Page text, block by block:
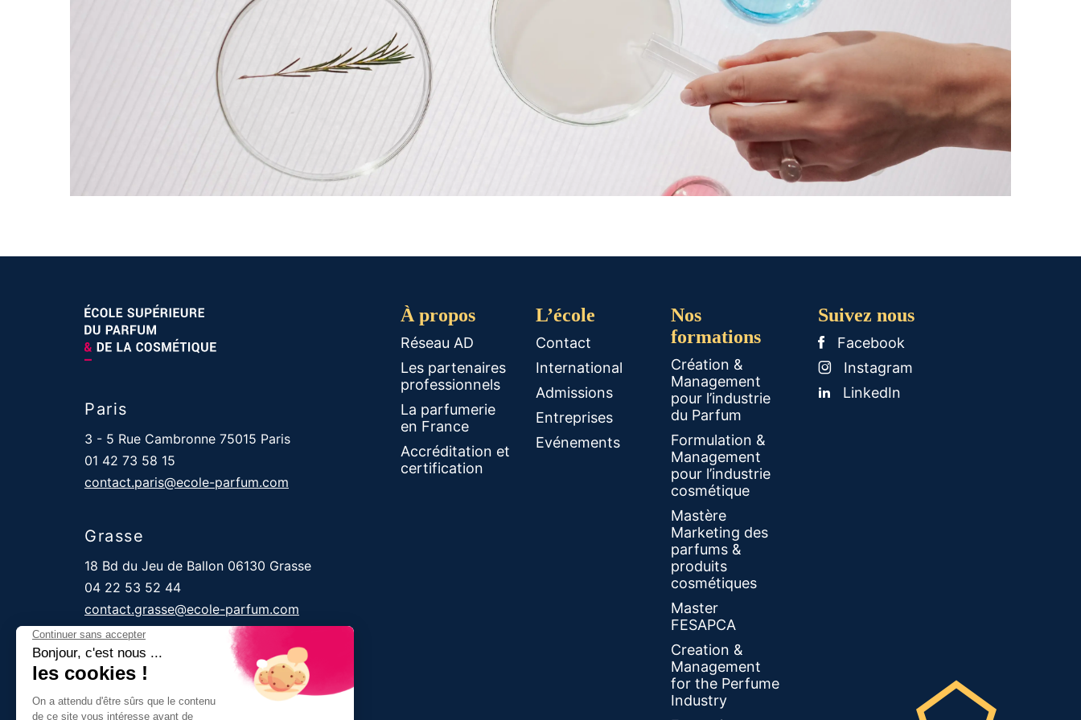
Paris
3 - 5 Rue Cambronne 75015 Paris
01 42 73 58 15
contact.paris@ecole-parfum.com
Grasse
18 Bd du Jeu de Ballon 06130 Grasse
04 22 53 52 44
contact.grasse@ecole-parfum.com
À propos
Réseau AD
Les partenaires
professionnels
La parfumerie
en France
Accréditation et
certification
L’école
Contact
International
Admissions
Entreprises
Evénements
Nos
formations
Création &
Management
pour l’industrie
du Parfum
Formulation &
Management
pour l’industrie
cosmétique
Mastère
Marketing des
parfums &
produits
cosmétiques
Master
FESAPCA
Creation &
Management
for the Perfume
Industry
Suivez nous
Facebook
Instagram
LinkedIn